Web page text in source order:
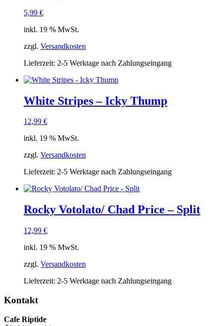
5,99 €
inkl. 19 % MwSt.
zzgl. Versandkosten
Lieferzeit: 2-5 Werktage nach Zahlungseingang
White Stripes – Icky Thump
12,99 €
inkl. 19 % MwSt.
zzgl. Versandkosten
Lieferzeit: 2-5 Werktage nach Zahlungseingang
Rocky Votolato/ Chad Price – Split
12,99 €
inkl. 19 % MwSt.
zzgl. Versandkosten
Lieferzeit: 2-5 Werktage nach Zahlungseingang
Kontakt
Cafe Riptide